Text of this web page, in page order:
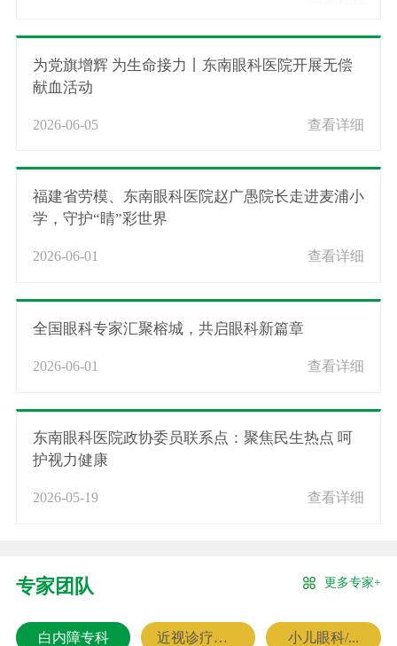
为党旗增辉 为生命接力丨东南眼科医院开展无偿
献血活动
2026-06-05 查看详细
福建省劳模、东南眼科医院赵广愚院长走进麦浦小
学，守护“睛”彩世界
2026-06-01 查看详细
全国眼科专家汇聚榕城，共启眼科新篇章
2026-06-01 查看详细
东南眼科医院政协委员联系点：聚焦民生热点 呵
护视力健康
2026-05-19 查看详细
专家团队 更多专家+
白内障专科 近视诊疗专科 小儿眼科/...